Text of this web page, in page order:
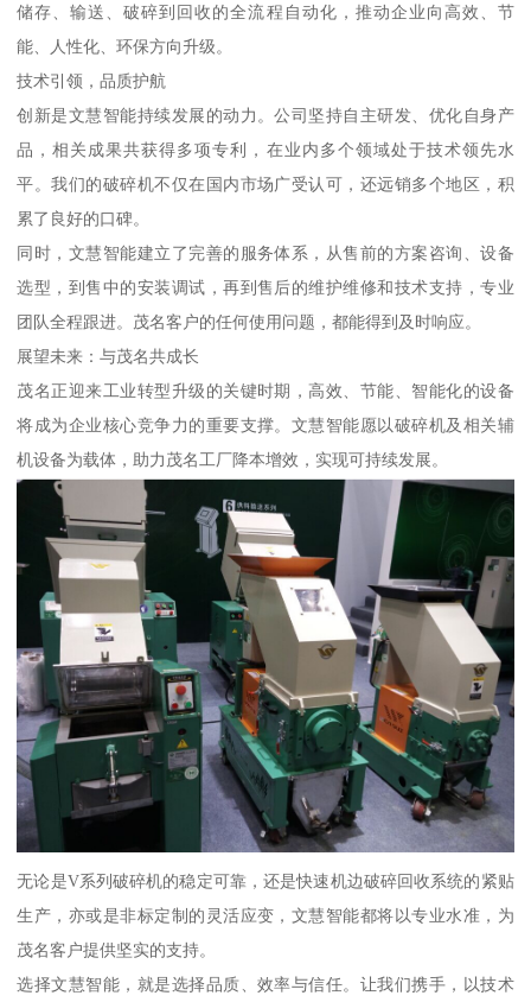
储存、输送、破碎到回收的全流程自动化，推动企业向高效、节
能、人性化、环保方向升级。
技术引领，品质护航
创新是文慧智能持续发展的动力。公司坚持自主研发、优化自身产
品，相关成果共获得多项专利，在业内多个领域处于技术领先水
平。我们的破碎机不仅在国内市场广受认可，还远销多个地区，积
累了良好的口碑。
同时，文慧智能建立了完善的服务体系，从售前的方案咨询、设备
选型，到售中的安装调试，再到售后的维护维修和技术支持，专业
团队全程跟进。茂名客户的任何使用问题，都能得到及时响应。
展望未来：与茂名共成长
茂名正迎来工业转型升级的关键时期，高效、节能、智能化的设备
将成为企业核心竞争力的重要支撑。文慧智能愿以破碎机及相关辅
机设备为载体，助力茂名工厂降本增效，实现可持续发展。
无论是V系列破碎机的稳定可靠，还是快速机边破碎回收系统的紧贴
生产，亦或是非标定制的灵活应变，文慧智能都将以专业水准，为
茂名客户提供坚实的支持。
选择文慧智能，就是选择品质、效率与信任。让我们携手，以技术